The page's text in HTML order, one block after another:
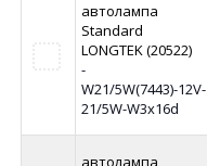
автолампа
Standard
LONGTEK (20522)
-
W21/5W(7443)-12V-
21/5W-W3x16d
автолампа